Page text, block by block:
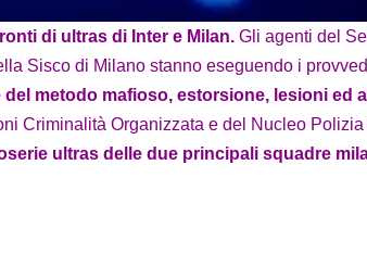
e
o
di ultras di Inter e Milan. Gli agenti del
Sisco di Milano stanno eseguendo i
metodo mafioso, estorsione, lesioni ed
Criminalità Organizzata e del Nucleo
ultras delle due principali squadre